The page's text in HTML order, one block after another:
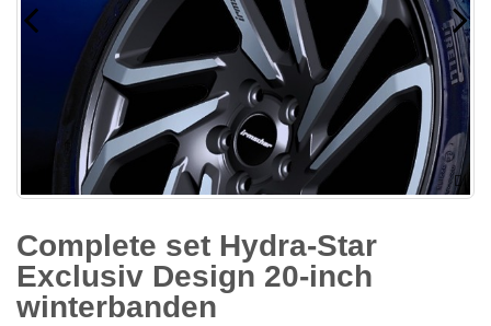
Complete set Hydra-Star
Exclusiv Design 20-inch
winterbanden